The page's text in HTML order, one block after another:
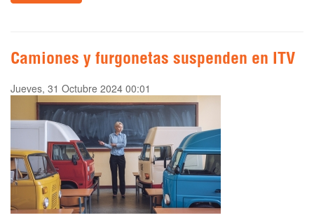
Camiones y furgonetas suspenden en ITV
Jueves, 31 Octubre 2024 00:01